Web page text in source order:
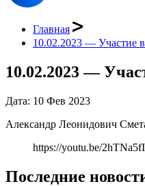
Главная
10.02.2023 — Участие в
10.02.2023 —
Дата: 10 Фев 2023
Александр Леонидович
https://youtu.be/
Последние